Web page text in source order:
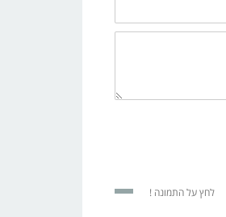
לחץ על התמונה !